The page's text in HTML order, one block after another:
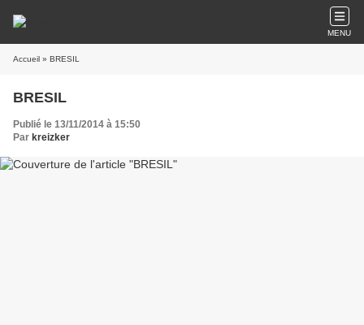
MENU
Accueil » BRESIL
BRESIL
Publié le 13/11/2014 à 15:50
Par kreizker